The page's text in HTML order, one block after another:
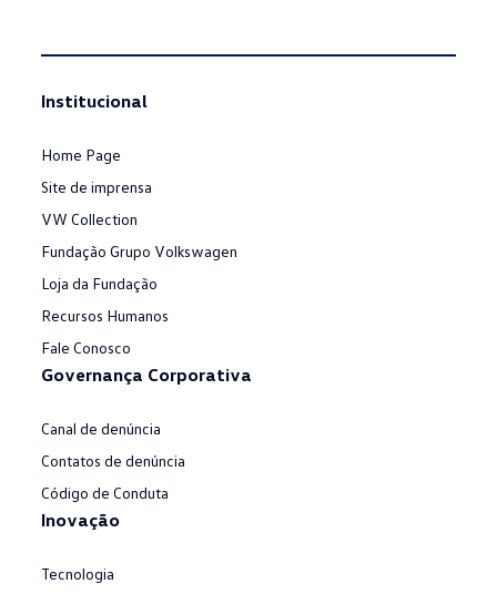
Institucional
Home Page
Site de imprensa
VW Collection
Fundação Grupo Volkswagen
Loja da Fundação
Recursos Humanos
Fale Conosco
Governança Corporativa
Canal de denúncia
Contatos de denúncia
Código de Conduta
Inovação
Tecnologia